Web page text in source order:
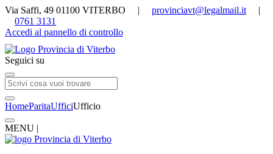
Via Saffi, 49 01100 VITERBO | provinciavt@legalmail.it |
0761 3131
Accedi al pannello di controllo
Seguici su
HomeParitaUfficiUfficio
MENU |